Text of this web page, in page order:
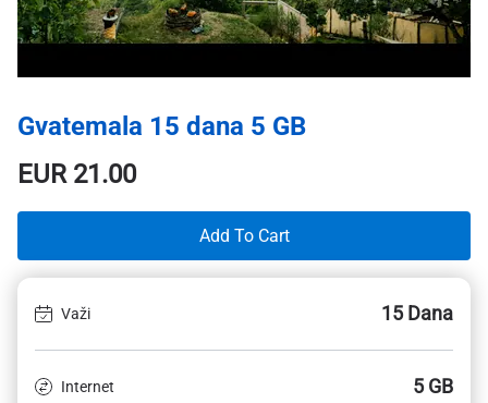
Gvatemala 15 dana 5 GB
EUR21.00
Add To Cart
Važi 15 Dana
Internet 5 GB